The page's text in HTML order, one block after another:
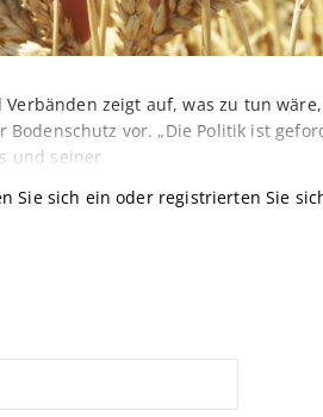
zeigt auf, was zu tun
vor. „Die Politik ist
und seiner
Sie sich ein oder registrierten Sie